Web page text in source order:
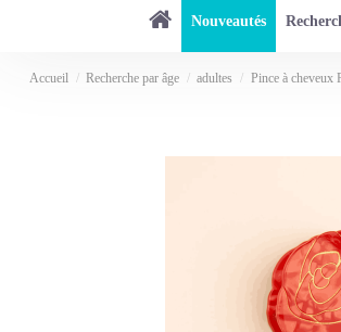
Nouveautés
Accueil Recherche par âge adultes Pince à cheveux